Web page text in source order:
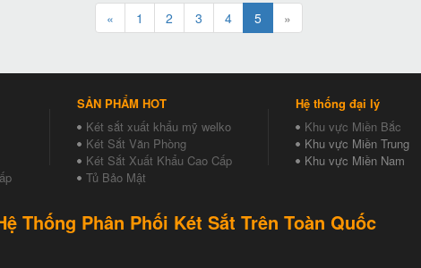
« 1 2 3 4 5 »
SẢN PHẨM HOT
Két sắt xuất khẩu mỹ welko
Két Sắt Văn Phòng
Két Sắt Xuất Khẩu Cao Cấp
Tủ Bảo Mật
Hệ thống đại lý
Khu vực Miền Bắc
Khu vực Miền Trung
Khu vực Miền Nam
Thống Phân Phối Két Sắt Trên Toàn Quốc